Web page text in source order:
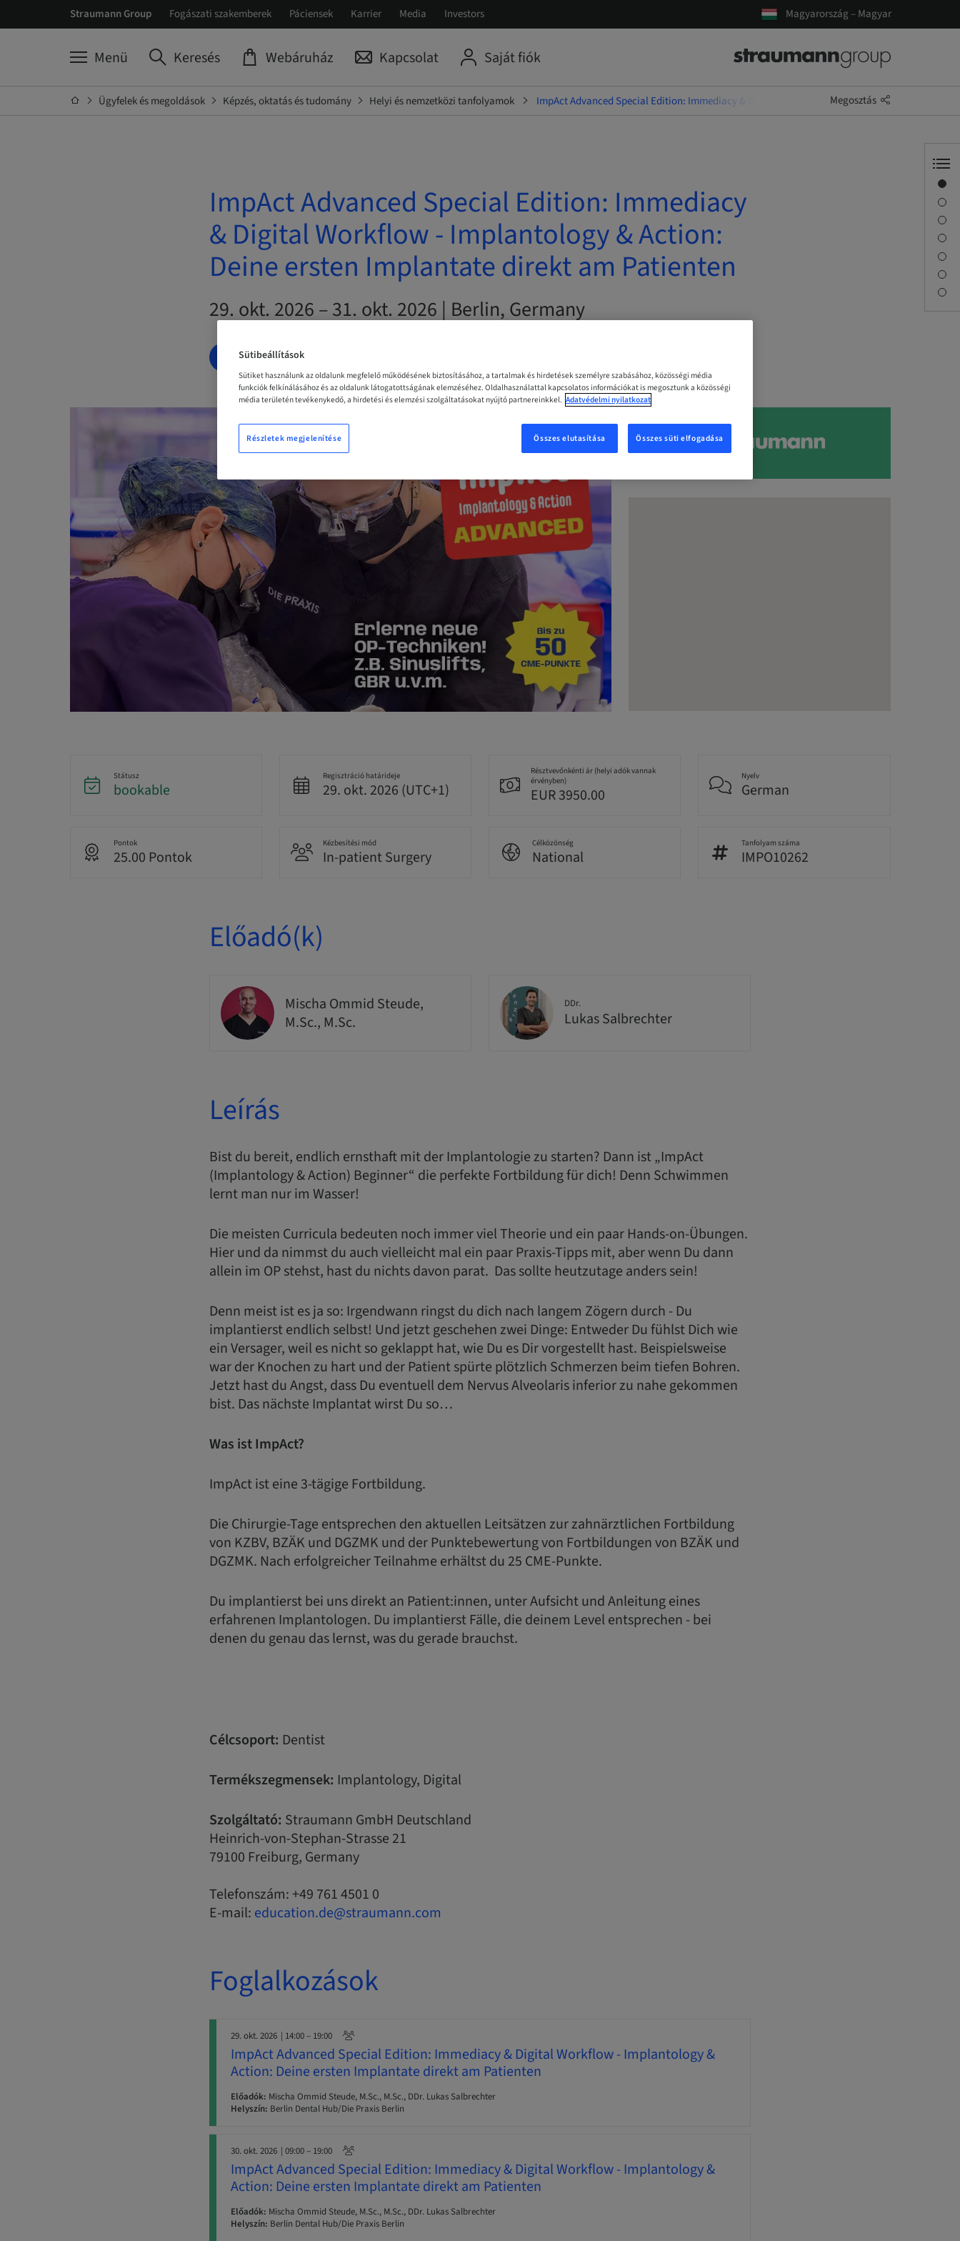
Straumann Group Fogászati szakemberek Páciensek Karrier Media Investors Magyarország – Magyar
Menü Keresés Webáruház Kapcsolat Saját fiók
Ügyfelek és megoldások Képzés, oktatás és tudomány Helyi és nemzetközi tanfolyamok ImpAct Advanced Special Edition: Immediacy & Digital Workflow - Implantology & Action:
Megosztás
ImpAct Advanced Special Edition: Immediacy
& Digital Workflow - Implantology & Action:
Deine ersten Implantate direkt am Patienten
29. okt. 2026 – 31. okt. 2026 | Berlin, Germany
LEFOGLALÁS MOST
Státusz
bookable
Regisztráció határideje
29. okt. 2026 (UTC+1)
Résztvevőnkénti ár (helyi adók vannak
érvényben)
EUR 3950.00
Nyelv
German
Pontok
25.00 Pontok
Kézbesítési mód
In-patient Surgery
Célközönség
National
Tanfolyam száma
IMPO10262
Előadó(k)
Mischa Ommid Steude,
M.Sc., M.Sc.
DDr.
Lukas Salbrechter
Leírás
Bist du bereit, endlich ernsthaft mit der Implantologie zu starten? Dann ist „ImpAct
(Implantology & Action) Beginner“ die perfekte Fortbildung für dich! Denn Schwimmen
lernt man nur im Wasser!
Die meisten Curricula bedeuten noch immer viel Theorie und ein paar Hands-on-Übungen.
Hier und da nimmst du auch vielleicht mal ein paar Praxis-Tipps mit, aber wenn Du dann
allein im OP stehst, hast du nichts davon parat. Das sollte heutzutage anders sein!
Denn meist ist es ja so: Irgendwann ringst du dich nach langem Zögern durch - Du
implantierst endlich selbst! Und jetzt geschehen zwei Dinge: Entweder Du fühlst Dich wie
ein Versager, weil es nicht so geklappt hat, wie Du es Dir vorgestellt hast. Beispielsweise
war der Knochen zu hart und der Patient spürte plötzlich Schmerzen beim tiefen Bohren.
Jetzt hast du Angst, dass Du eventuell dem Nervus Alveolaris inferior zu nahe gekommen
bist. Das nächste Implantat wirst Du so…
Was ist ImpAct?
ImpAct ist eine 3-tägige Fortbildung.
Die Chirurgie-Tage entsprechen den aktuellen Leitsätzen zur zahnärztlichen Fortbildung
von KZBV, BZÄK und DGZMK und der Punktebewertung von Fortbildungen von BZÄK und
DGZMK. Nach erfolgreicher Teilnahme erhältst du 25 CME-Punkte.
Du implantierst bei uns direkt an Patient:innen, unter Aufsicht und Anleitung eines
erfahrenen Implantologen. Du implantierst Fälle, die deinem Level entsprechen - bei
denen du genau das lernst, was du gerade brauchst.
Célcsoport: Dentist
Termékszegmensek: Implantology, Digital
Szolgáltató: Straumann GmbH Deutschland
Heinrich-von-Stephan-Strasse 21
79100 Freiburg, Germany
Telefonszám: +49 761 4501 0
E-mail: education.de@straumann.com
Foglalkozások
29. okt. 2026 | 14:00 – 19:00
ImpAct Advanced Special Edition: Immediacy & Digital Workflow - Implantology &
Action: Deine ersten Implantate direkt am Patienten
Előadók: Mischa Ommid Steude, M.Sc., M.Sc., DDr. Lukas Salbrechter
Helyszín: Berlin Dental Hub/Die Praxis Berlin
30. okt. 2026 | 09:00 – 19:00
ImpAct Advanced Special Edition: Immediacy & Digital Workflow - Implantology &
Action: Deine ersten Implantate direkt am Patienten
Előadók: Mischa Ommid Steude, M.Sc., M.Sc., DDr. Lukas Salbrechter
Helyszín: Berlin Dental Hub/Die Praxis Berlin
Sütibeállítások
Sütiket használunk az oldalunk megfelelő működésének biztosításához, a tartalmak és hirdetések személyre szabásához, közösségi média
funkciók felkínálásához és az oldalunk látogatottságának elemzéséhez. Oldalhasználattal kapcsolatos információkat is megosztunk a közösségi
média területén tevékenykedő, a hirdetési és elemzési szolgáltatásokat nyújtó partnereinkkel. Adatvédelmi nyilatkozat
Összes elutasítása Összes süti elfogadása
Részletek megjelenítése